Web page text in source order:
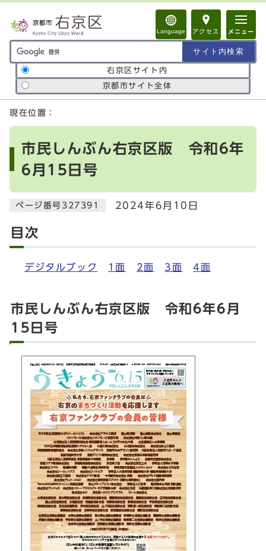
Language アクセス メニュー
サイト内検索の範囲
右京区サイト内
京都市サイト全体
ここから本文です
現在位置：
市民しんぶん右京区版 令和6年
6月15日号
ページ番号327391 2024年6月10日
目次
デジタルブック 1面 2面 3面 4面
市民しんぶん右京区版 令和6年6月
15日号